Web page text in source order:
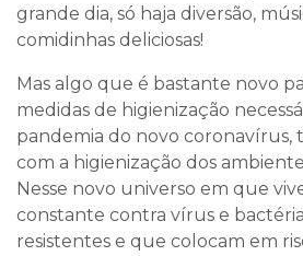
grande dia, só haja diversão,
comidinhas deliciosas!
Mas algo que é bastante novo
medidas de higienização
pandemia do novo coronavírus,
com a higienização dos
Nesse novo universo em que
constante contra vírus e
resistentes e que colocam em